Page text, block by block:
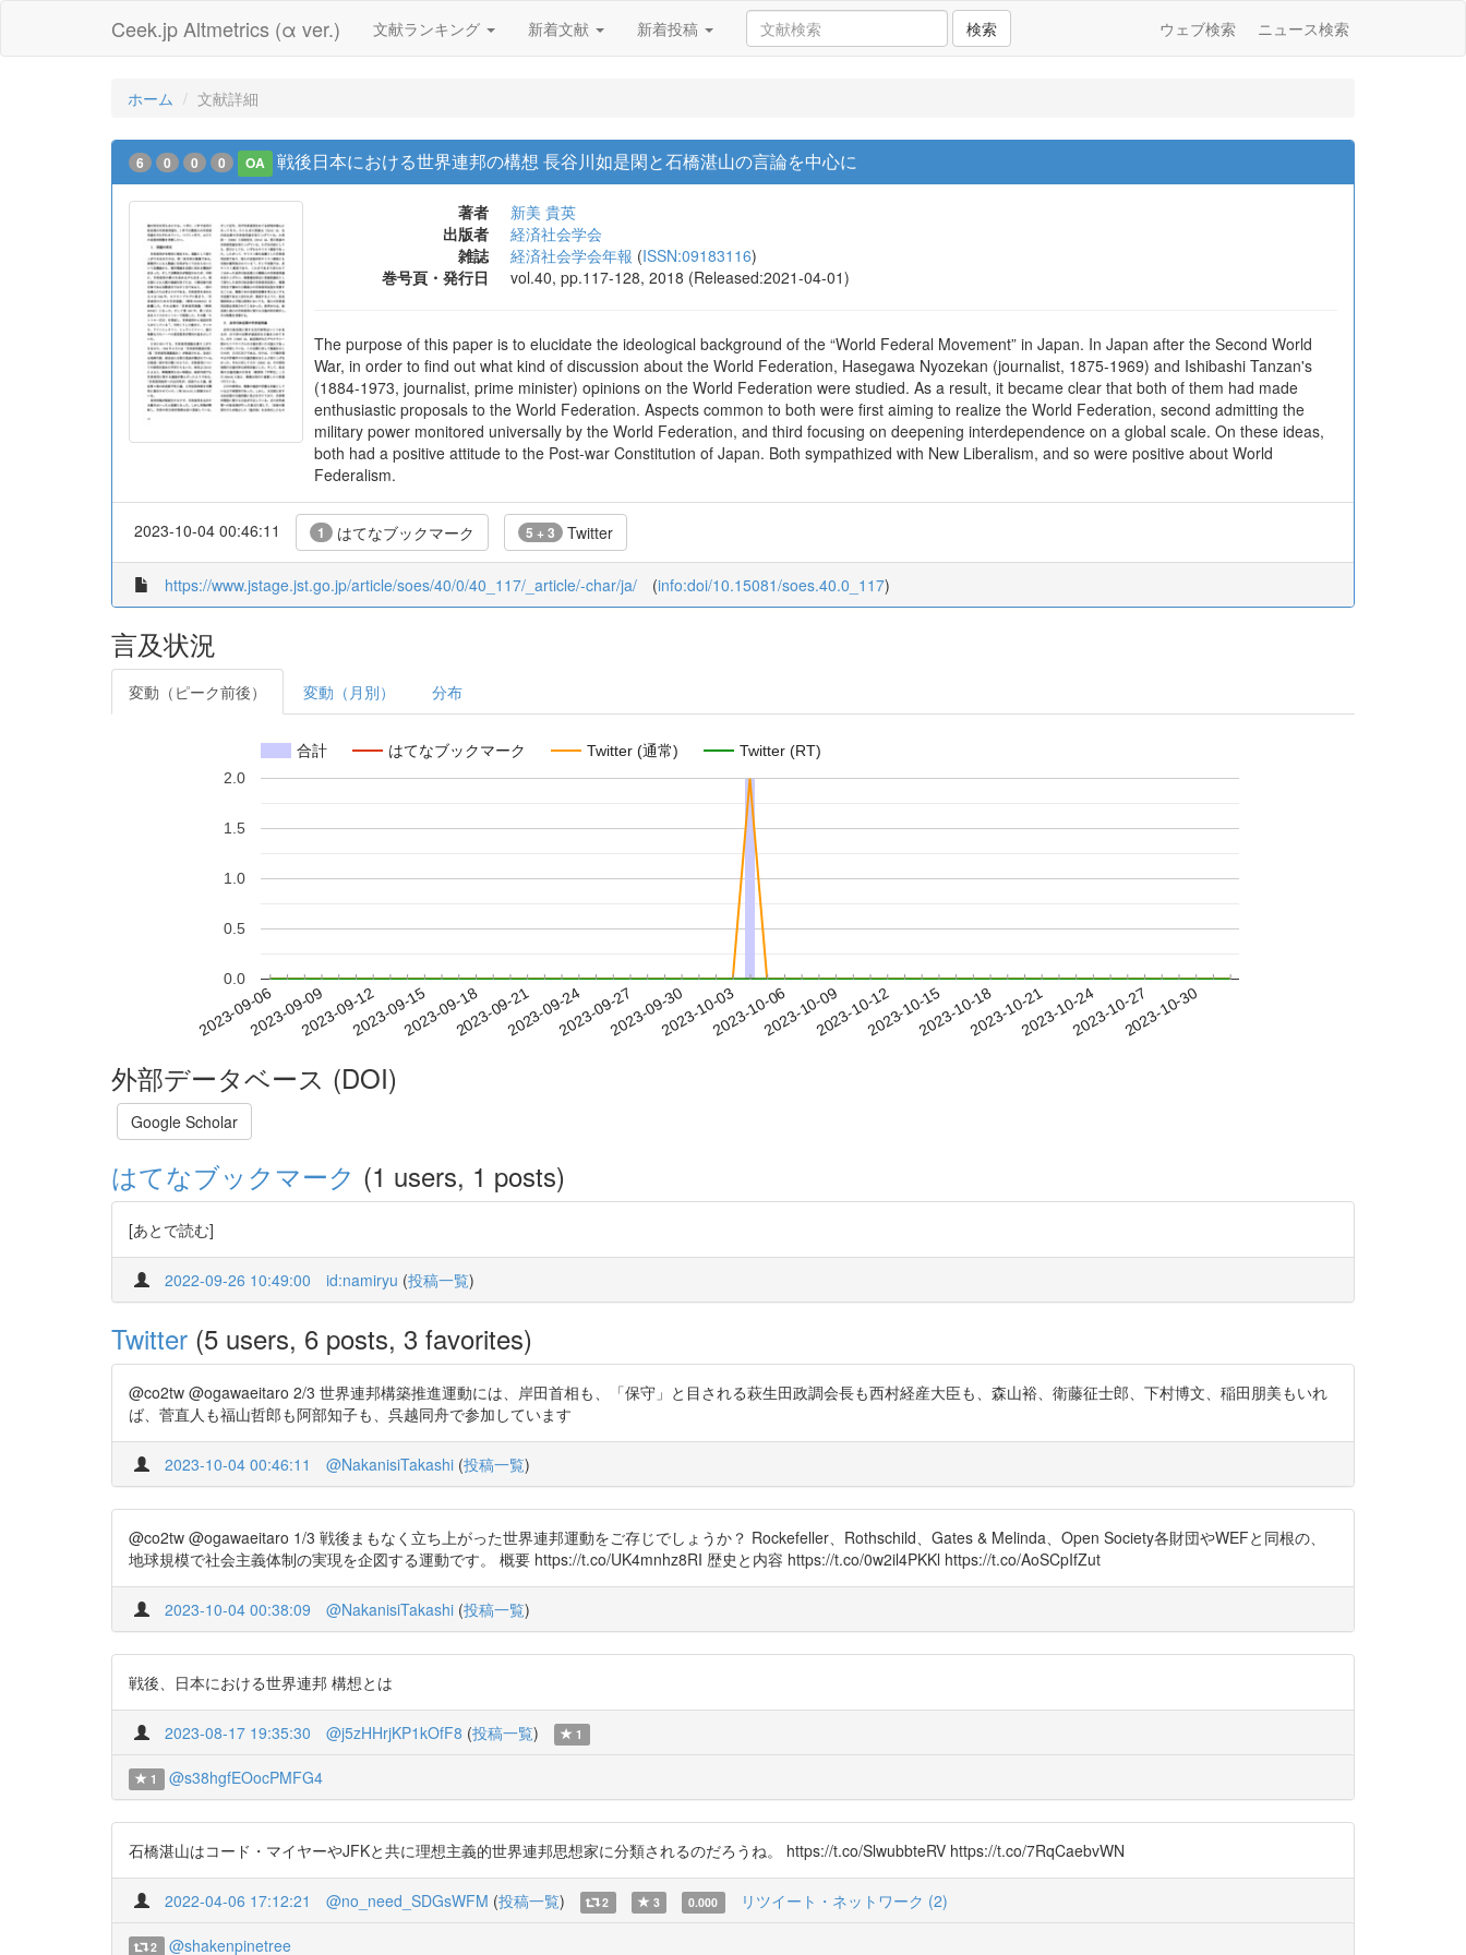
Ceek.jp Altmetrics (α ver.) 文献ランキング 新着文献 新着投稿 検索 ウェブ検索 ニュース検索
ホーム 文献詳細
6 0 0 0 OA 戦後日本における世界連邦の構想 長谷川如是閑と石橋湛山の言論を中心に
著者
新美 貴英
出版者
経済社会学会
雑誌
経済社会学会年報 (ISSN:09183116)
巻号頁・発行日
vol.40, pp.117-128, 2018 (Released:2021-04-01)
The purpose of this paper is to elucidate the ideological background of the “World Federal Movement” in Japan. In Japan after the Second World
War, in order to find out what kind of discussion about the World Federation, Hasegawa Nyozekan (journalist, 1875-1969) and Ishibashi Tanzan's
(1884-1973, journalist, prime minister) opinions on the World Federation were studied. As a result, it became clear that both of them had made
enthusiastic proposals to the World Federation. Aspects common to both were first aiming to realize the World Federation, second admitting the
military power monitored universally by the World Federation, and third focusing on deepening interdependence on a global scale. On these ideas,
both had a positive attitude to the Post-war Constitution of Japan. Both sympathized with New Liberalism, and so were positive about World
Federalism.
2023-10-04 00:46:11 1 はてなブックマーク 5 + 3 Twitter
https://www.jstage.jst.go.jp/article/soes/40/0/40_117/_article/-char/ja/ (info:doi/10.15081/soes.40.0_117)
言及状況
変動（ピーク前後） 変動（月別） 分布
合計 はてなブックマーク Twitter (通常) Twitter (RT)
2023-09-062023-09-092023-09-122023-09-152023-09-182023-09-212023-09-242023-09-272023-09-302023-10-032023-10-062023-10-092023-10-122023-10-152023-10-182023-10-212023-10-242023-10-272023-10-30
0.0
0.5
1.0
1.5
2.0
外部データベース (DOI)
Google Scholar
はてなブックマーク (1 users, 1 posts)
[あとで読む]
2022-09-26 10:49:00 id:namiryu (投稿一覧)
Twitter (5 users, 6 posts, 3 favorites)
@co2tw @ogawaeitaro 2/3 世界連邦構築推進運動には、岸田首相も、「保守」と目される萩生田政調会長も西村経産大臣も、森山裕、衛藤征士郎、下村博文、稲田朋美もいれ
ば、菅直人も福山哲郎も阿部知子も、呉越同舟で参加しています
2023-10-04 00:46:11 @NakanisiTakashi (投稿一覧)
@co2tw @ogawaeitaro 1/3 戦後まもなく立ち上がった世界連邦運動をご存じでしょうか？ Rockefeller、Rothschild、Gates & Melinda、Open Society各財団やWEFと同根の、
地球規模で社会主義体制の実現を企図する運動です。 概要 https://t.co/UK4mnhz8RI 歴史と内容 https://t.co/0w2il4PKKl https://t.co/AoSCpIfZut
2023-10-04 00:38:09 @NakanisiTakashi (投稿一覧)
戦後、日本における世界連邦 構想とは
2023-08-17 19:35:30 @j5zHHrjKP1kOfF8 (投稿一覧) 1
1 @s38hgfEOocPMFG4
石橋湛山はコード・マイヤーやJFKと共に理想主義的世界連邦思想家に分類されるのだろうね。 https://t.co/SlwubbteRV https://t.co/7RqCaebvWN
2022-04-06 17:12:21 @no_need_SDGsWFM (投稿一覧) 2 3 0.000 リツイート・ネットワーク (2)
2 @shakenpinetree